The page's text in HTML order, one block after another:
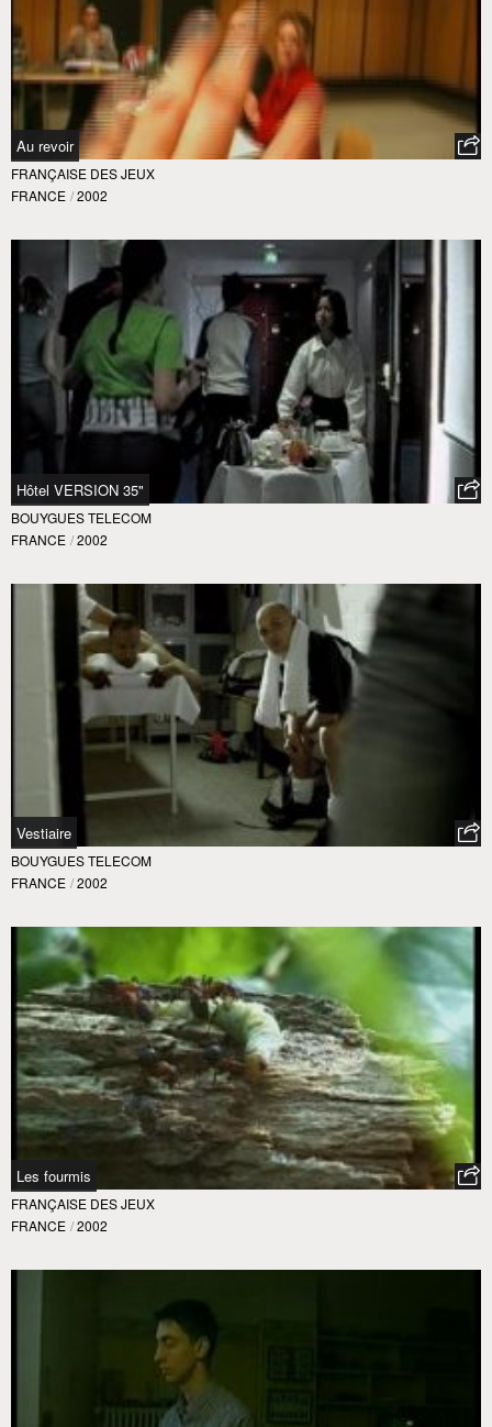
Au revoir
FRANÇAISE DES JEUX
FRANCE / 2002
Hôtel VERSION 35"
BOUYGUES TELECOM
FRANCE / 2002
Vestiaire
BOUYGUES TELECOM
FRANCE / 2002
Les fourmis
FRANÇAISE DES JEUX
FRANCE / 2002